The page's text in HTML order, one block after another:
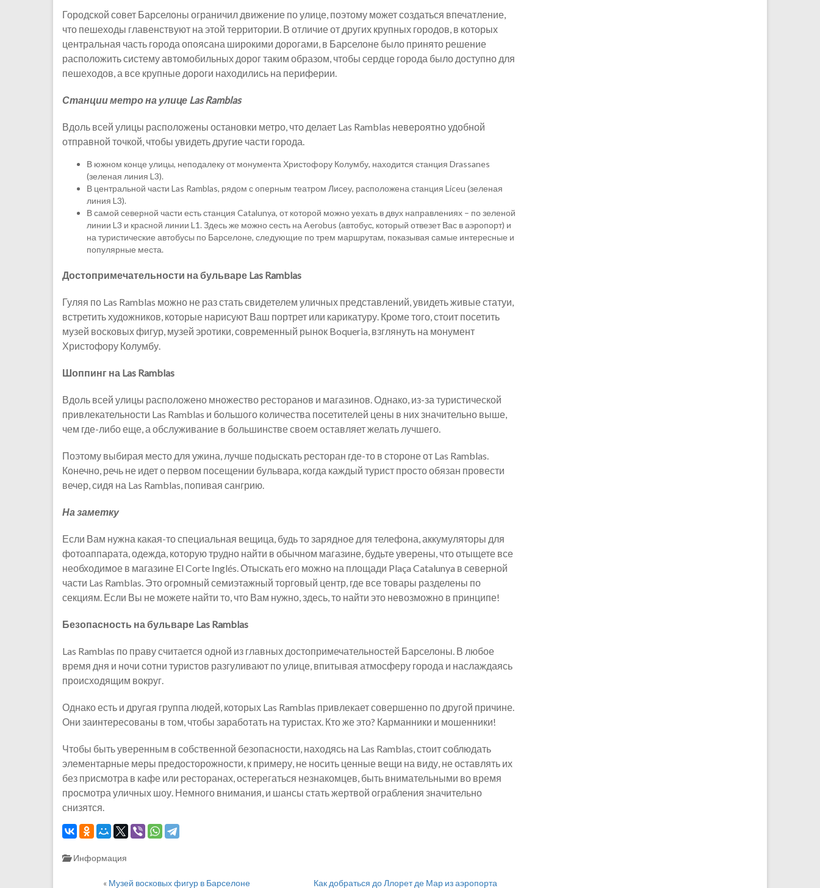
Городской совет Барселоны ограничил движение по улице, поэтому может создаться впечатление,
что пешеходы главенствуют на этой территории. В отличие от других крупных городов, в которых
центральная часть города опоясана широкими дорогами, в Барселоне было принято решение
расположить систему автомобильных дорог таким образом, чтобы сердце города было доступно для
пешеходов, а все крупные дороги находились на периферии.
Станции метро на улице Las Ramblas
Вдоль всей улицы расположены остановки метро, что делает Las Ramblas невероятно удобной
отправной точкой, чтобы увидеть другие части города.
В южном конце улицы, неподалеку от монумента Христофору Колумбу, находится станция Drassanes
(зеленая линия L3).
В центральной части Las Ramblas, рядом с оперным театром Лисеу, расположена станция Liceu (зеленая
линия L3).
В самой северной части есть станция Catalunya, от которой можно уехать в двух направлениях – по зеленой
линии L3 и красной линии L1. Здесь же можно сесть на Aerobus (автобус, который отвезет Вас в аэропорт) и
на туристические автобусы по Барселоне, следующие по трем маршрутам, показывая самые интересные и
популярные места.
Достопримечательности на бульваре Las Ramblas
Гуляя по Las Ramblas можно не раз стать свидетелем уличных представлений, увидеть живые статуи,
встретить художников, которые нарисуют Ваш портрет или карикатуру. Кроме того, стоит посетить
музей восковых фигур, музей эротики, современный рынок Boqueria, взглянуть на монумент
Христофору Колумбу.
Шоппинг на Las Ramblas
Вдоль всей улицы расположено множество ресторанов и магазинов. Однако, из-за туристической
привлекательности Las Ramblas и большого количества посетителей цены в них значительно выше,
чем где-либо еще, а обслуживание в большинстве своем оставляет желать лучшего.
Поэтому выбирая место для ужина, лучше подыскать ресторан где-то в стороне от Las Ramblas.
Конечно, речь не идет о первом посещении бульвара, когда каждый турист просто обязан провести
вечер, сидя на Las Ramblas, попивая сангрию.
На заметку
Если Вам нужна какая-то специальная вещица, будь то зарядное для телефона, аккумуляторы для
фотоаппарата, одежда, которую трудно найти в обычном магазине, будьте уверены, что отыщете все
необходимое в магазине El Corte Inglés. Отыскать его можно на площади Plaça Catalunya в северной
части Las Ramblas. Это огромный семиэтажный торговый центр, где все товары разделены по
секциям. Если Вы не можете найти то, что Вам нужно, здесь, то найти это невозможно в принципе!
Безопасность на бульваре Las Ramblas
Las Ramblas по праву считается одной из главных достопримечательностей Барселоны. В любое
время дня и ночи сотни туристов разгуливают по улице, впитывая атмосферу города и наслаждаясь
происходящим вокруг.
Однако есть и другая группа людей, которых Las Ramblas привлекает совершенно по другой причине.
Они заинтересованы в том, чтобы заработать на туристах. Кто же это? Карманники и мошенники!
Чтобы быть уверенным в собственной безопасности, находясь на Las Ramblas, стоит соблюдать
элементарные меры предосторожности, к примеру, не носить ценные вещи на виду, не оставлять их
без присмотра в кафе или ресторанах, остерегаться незнакомцев, быть внимательными во время
просмотра уличных шоу. Немного внимания, и шансы стать жертвой ограбления значительно
снизятся.
Информация
« Музей восковых фигур в Барселоне Как добраться до Ллорет де Мар из аэропорта